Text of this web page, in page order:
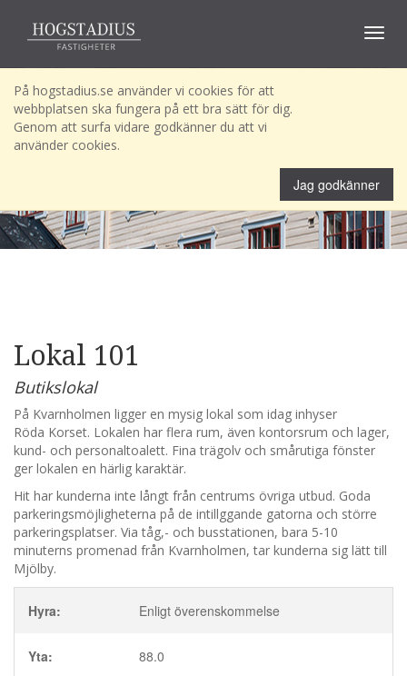
På hogstadius.se använder vi cookies för att
webbplatsen ska fungera på ett bra sätt för dig.
Genom att surfa vidare godkänner du att vi
använder cookies.
Jag godkänner
Toggle
Lokal 101
Butikslokal
På Kvarnholmen ligger en mysig lokal som idag inhyser
Röda Korset. Lokalen har flera rum, även kontorsrum och lager,
kund- och personaltoalett. Fina trägolv och smårutiga fönster
ger lokalen en härlig karaktär.
Hit har kunderna inte långt från centrums övriga utbud. Goda
parkeringsmöjligheterna på de intillggande gatorna och större
parkeringsplatser. Via tåg,- och busstationen, bara 5-10
minuterns promenad från Kvarnholmen, tar kunderna sig lätt till
Mjölby.
Hyra: Enligt överenskommelse
Yta: 88.0